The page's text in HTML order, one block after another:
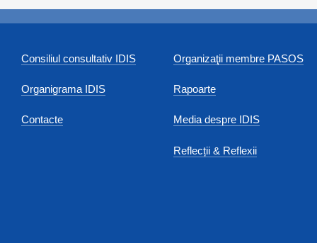
Consiliul consultativ IDIS
Organigrama IDIS
Contacte
Organizaţii membre PASOS
Rapoarte
Media despre IDIS
Reflecții & Reflexii